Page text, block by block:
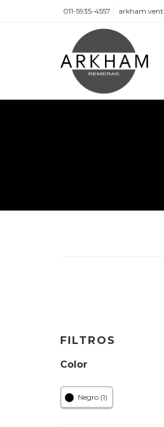
011-5935-4557
FILTROS
Color
Negro (1)